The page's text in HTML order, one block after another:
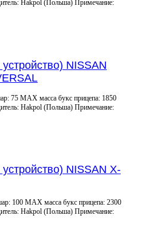
Hakpol (Польша) Примечание:
NISSAN
75 MAX масса букс прицепа: 1850
Hakpol (Польша) Примечание:
NISSAN X-
100 MAX масса букс прицепа: 2300
Hakpol (Польша) Примечание: